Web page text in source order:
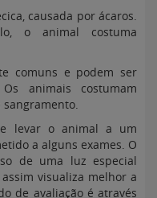
causada por ácaros.
o animal costuma
comuns e podem ser
animais costumam
levar o animal a um
a alguns exames. O
de uma luz especial
assim visualiza melhor a
de avaliação é através